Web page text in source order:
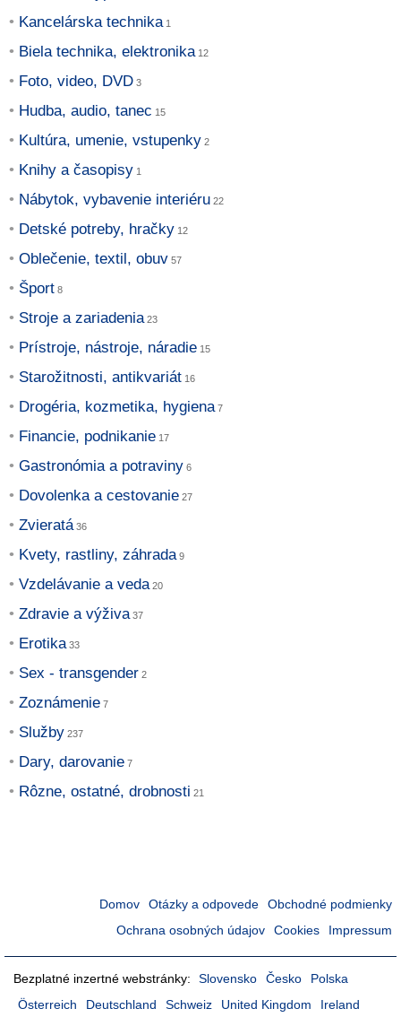
Kancelárska technika
Biela technika, elektronika
Foto, video, DVD
Hudba, audio, tanec
Kultúra, umenie, vstupenky
Knihy a časopisy
Nábytok, vybavenie interiéru
Detské potreby, hračky
Oblečenie, textil, obuv
Šport
Stroje a zariadenia
Prístroje, nástroje, náradie
Starožitnosti, antikvariát
Drogéria, kozmetika, hygiena
Financie, podnikanie
Gastronómia a potraviny
Dovolenka a cestovanie
Zvieratá
Kvety, rastliny, záhrada
Vzdelávanie a veda
Zdravie a výživa
Erotika
Sex - transgender
Zoznámenie
Služby
Dary, darovanie
Rôzne, ostatné, drobnosti
Domov Otázky a odpovede
Obchodné podmienky
Ochrana osobných údajov
Cookies Impressum
Bezplatné inzertné webstránky: Slovensko Česko
Polska
Österreich
Deutschland Schweiz United Kingdom
Ireland